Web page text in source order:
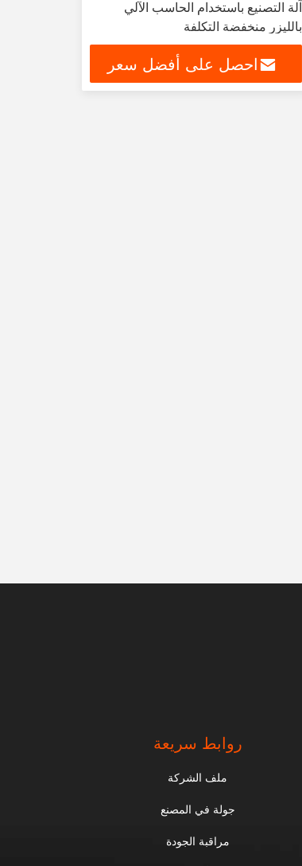
آلة التصنيع باستخدام الحاسب الآلي
بالليزر منخفضة التكلفة
احصل على أفضل سعر
روابط سريعة
ملف الشركة
جولة في المصنع
مراقبة الجودة